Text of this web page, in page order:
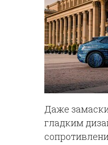
Даже
гладким